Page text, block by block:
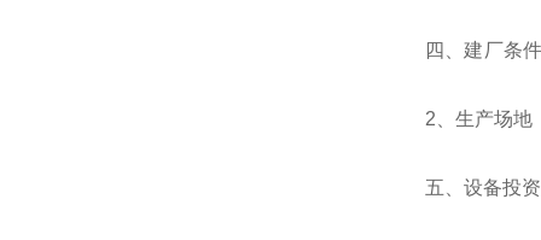
四、建厂条
2 、生产场
五、设备投资